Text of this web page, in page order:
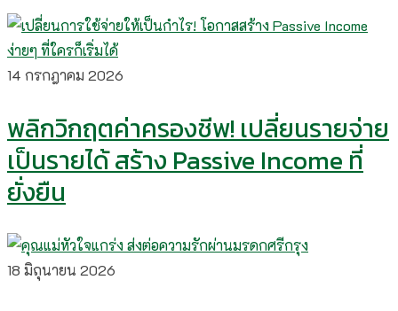
14 กรกฎาคม 2026
พลิกวิกฤตค่าครองชีพ! เปลี่ยนรายจ่าย
เป็นรายได้ สร้าง Passive Income ที่
ยั่งยืน
18 มิถุนายน 2026